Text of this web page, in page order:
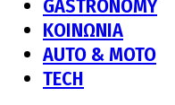
GASTRONOMY
ΚΟΙΝΩΝΙΑ
AUTO & MOTO
TECH